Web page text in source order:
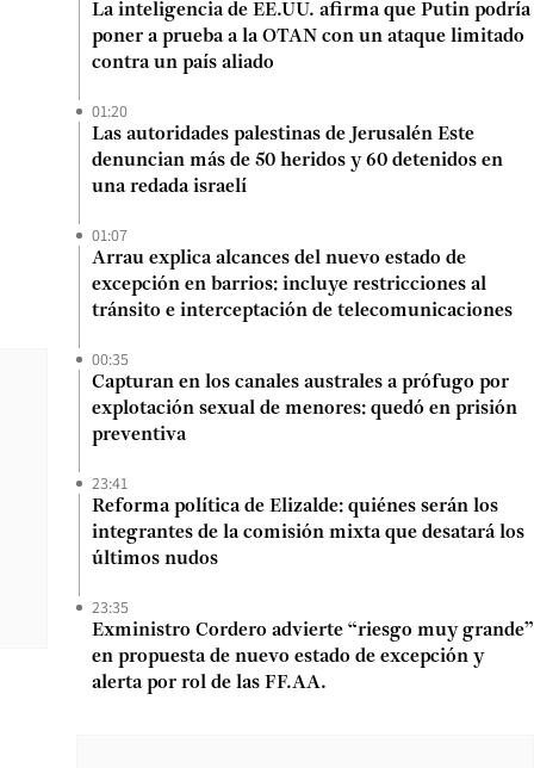
La inteligencia de EE.UU. afirma que Putin podría
poner a prueba a la OTAN con un ataque limitado
contra un país aliado
01:20
Las autoridades palestinas de Jerusalén Este
denuncian más de 50 heridos y 60 detenidos en
una redada israelí
01:07
Arrau explica alcances del nuevo estado de
excepción en barrios: incluye restricciones al
tránsito e interceptación de telecomunicaciones
00:35
Capturan en los canales australes a prófugo por
explotación sexual de menores: quedó en prisión
preventiva
23:41
Reforma política de Elizalde: quiénes serán los
integrantes de la comisión mixta que desatará los
últimos nudos
23:35
Exministro Cordero advierte “riesgo muy grande”
en propuesta de nuevo estado de excepción y
alerta por rol de las FF.AA.